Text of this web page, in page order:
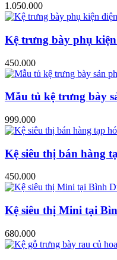
1.050.000
Kệ trưng bày phụ
450.000
Mẫu tủ kệ trưng bày
999.000
Kệ siêu thị bán hàng
450.000
Kệ siêu thị Mini tại
680.000